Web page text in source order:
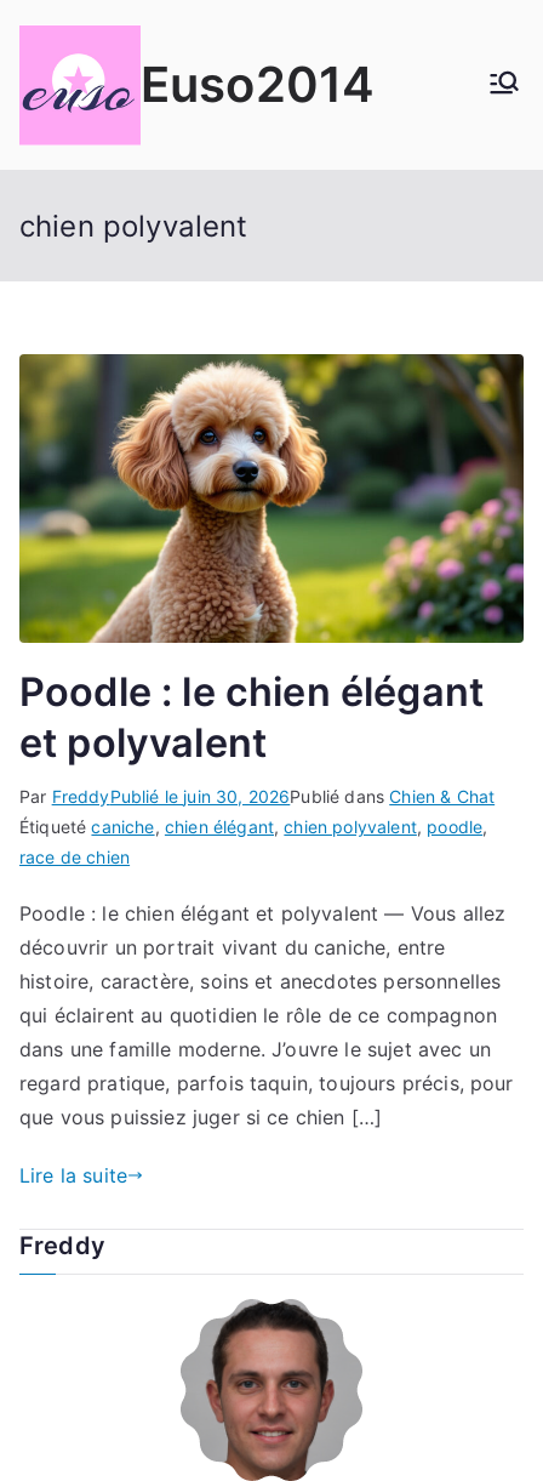
contenu
Euso2014
chien polyvalent
Poodle : le chien élégant
et polyvalent
Par FreddyPublié le juin 30, 2026Publié dansChien & Chat
Étiquetécaniche, chien élégant,chien polyvalent, poodle,
race de chien
Poodle : le chien élégant et polyvalent — Vous allez
découvrir un portrait vivant du caniche, entre
histoire, caractère, soins et anecdotes personnelles
qui éclairent au quotidien le rôle de ce compagnon
dans une famille moderne. J’ouvre le sujet avec un
regard pratique, parfois taquin, toujours précis, pour
que vous puissiez juger si ce chien […]
Lire la suite
Freddy